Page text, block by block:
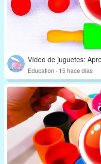
Vídeo de juguetes:
Education · 15 hace días